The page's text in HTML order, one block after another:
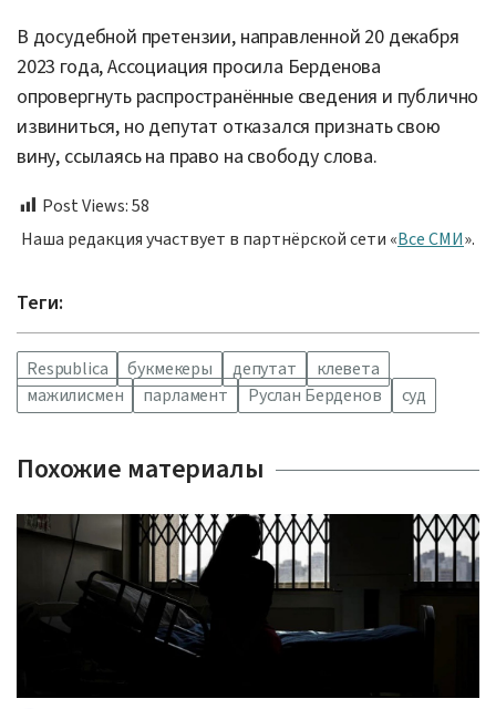
В досудебной претензии, направленной 20 декабря
2023 года, Ассоциация просила Берденова
опровергнуть распространённые сведения и публично
извиниться, но депутат отказался признать свою
вину, ссылаясь на право на свободу слова.
Post Views:58
Наша редакция участвует в партнёрской сети «Все СМИ».
Теги:
Respublica букмекеры депутат
клевета
мажилисмен
парламент Руслан Берденов суд
Похожие материалы